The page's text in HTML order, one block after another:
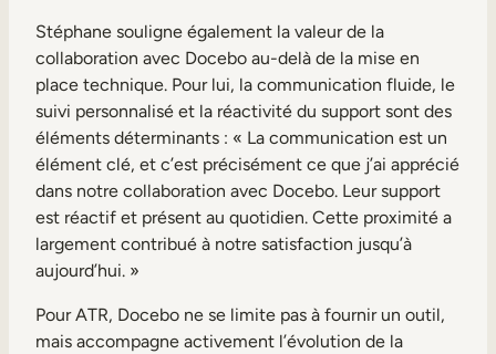
Stéphane souligne également la valeur de la
collaboration avec Docebo au-delà de la mise en
place technique. Pour lui, la communication fluide, le
suivi personnalisé et la réactivité du support sont des
éléments déterminants : « La communication est un
élément clé, et c’est précisément ce que j’ai apprécié
dans notre collaboration avec Docebo. Leur support
est réactif et présent au quotidien. Cette proximité a
largement contribué à notre satisfaction jusqu’à
aujourd’hui. »
Pour ATR, Docebo ne se limite pas à fournir un outil,
mais accompagne activement l’évolution de la